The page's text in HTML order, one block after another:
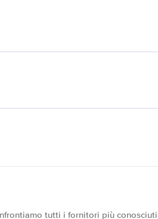
tutti i fornitori più conosciuti